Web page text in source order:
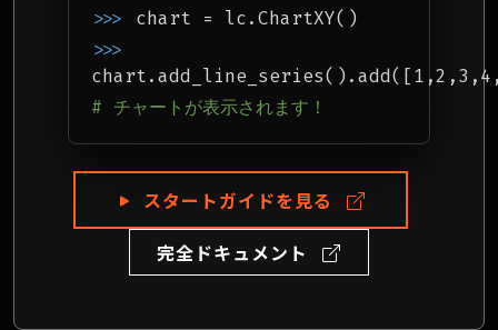
>>>
chart = lc.ChartXY()
>>>
# チャートが表示されます！
スタートガイドを見る
完全ドキュメント